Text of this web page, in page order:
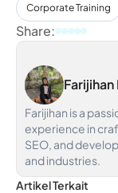
Corporate Training
Share:
Farijihan
Farijihan is a
experience in
SEO, and
and industries.
Artikel Terkait